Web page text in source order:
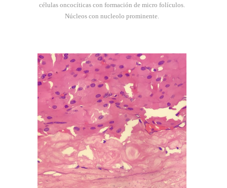
células oncocíticas con formación de micro folículos.
Núcleos con nucleolo prominente.